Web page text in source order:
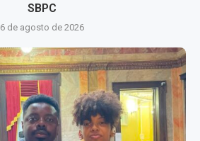
SBPC
6 de agosto de 2026